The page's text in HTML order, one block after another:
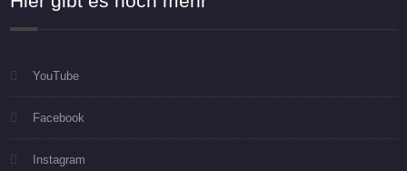
YouTube
Facebook
Instagram